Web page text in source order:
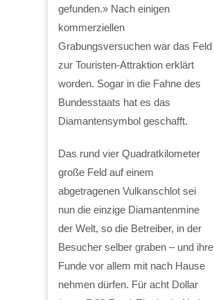
gefunden.» Nach einigen
kommerziellen
Grabungsversuchen war das Feld
zur Touristen-Attraktion erklärt
worden. Sogar in die Fahne des
Bundesstaats hat es das
Diamantensymbol geschafft.
Das rund vier Quadratkilometer
große Feld auf einem
abgetragenen Vulkanschlot sei
nun die einzige Diamantenmine
der Welt, so die Betreiber, in der
Besucher selber graben – und ihre
Funde vor allem mit nach Hause
nehmen dürfen. Für acht Dollar